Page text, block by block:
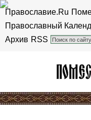
Православие.Ru
Православный
Архив RSS